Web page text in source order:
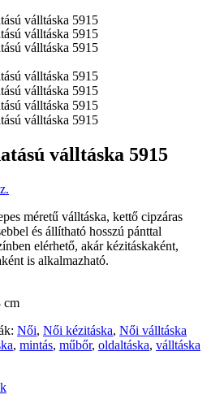
válltáska 5915
méretű válltáska, kettő cipzáras
és állítható hosszú pánttal
elérhető, akár kézitáskaként,
is alkalmazható.
cm
Női, Női kézitáska, Női válltáska
, mintás, műbőr, oldaltáska, válltáska